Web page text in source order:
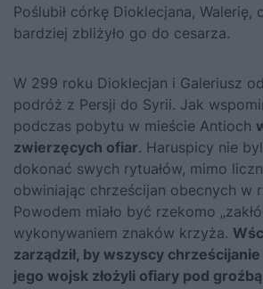
Poślubił córkę Dioklecjana, Walerię,
bardziej zbliżyło go do cesarza.
W 299 roku Dioklecjan i Galeriusz
podróż z Persji do Syrii. Jak
podczas pobytu w mieście Antioch
zwierzęcych ofiar. Haruspicy nie
dokonać swych rytuałów, mimo
obwiniając chrześcijan obecnych w
Powodem miało być rzekomo
wykonywaniem znaków krzyża.
zarządził, by wszyscy
jego wojsk złożyli ofiary pod